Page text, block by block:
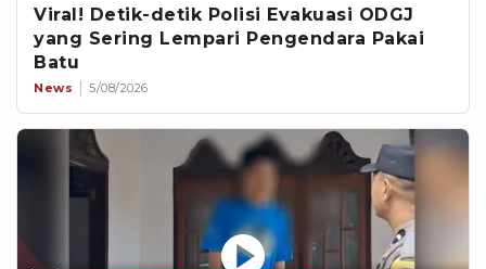
Viral! Detik-detik Polisi Evakuasi ODGJ
yang Sering Lempari Pengendara Pakai
Batu
News 5/08/2026